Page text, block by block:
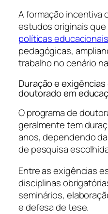
A formação incentiva
estudos originais
políticas educacionais
pedagógicas,
trabalho no cenário
Duração e
doutorado em
O programa de
geralmente tem
anos, dependendo
de pesquisa
Entre as exigências
disciplinas
seminários,
e defesa de tese.